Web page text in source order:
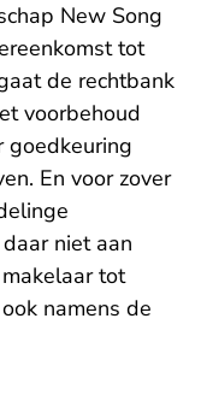
New Song
tot
de rechtbank
voorbehoud
goedkeuring
En voor zover
niet aan
tot
namens de